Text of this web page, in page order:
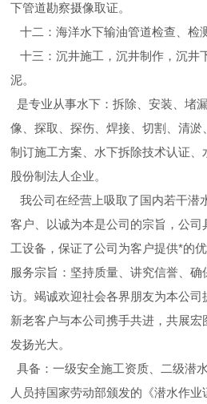
下管道勘察摄像取证。
十二：海洋水下输油管道检查、检
十三：沉井施工，沉井制作，沉井
泥。
是专业从事水下：拆除、安装、堵
像、探取、探伤、焊接、切割、清
制订施工方案、水下拆除技术认证
股份制法人企业。
我公司在经营上吸取了国内若干潜
客户、以诚为本是公司的宗旨，公
工设备，保证了公司为客户提供*的
服务宗旨：坚持质量、讲究信誉、
访。竭诚欢迎社会各界朋友为本公
新老客户与本公司携手共进，共展宏
发扬光大。
具备：一级安全施工资质、二级潜
人员持国家劳动部颁发的《潜水作